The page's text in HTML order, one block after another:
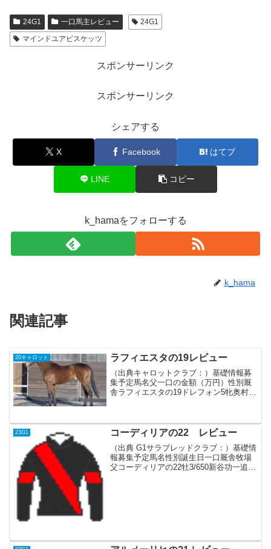
24G1 一口馬主レビュー
24G1
マインドユアビスケッツ
スポンサーリンク
スポンサーリンク
シェアする
X Facebook はてブ
LINE コピー
k_hamaをフォローする
k_hama
関連記事
20キャロット ラフィエスタの19レビュー
（出典キャロットクラブ：）基礎情報募
集予定馬名父一口の金額（万円）性別厩
舎ラフィエスタの19ドレフォン5牝奥村武
し、BCスプリン...
23G1 コーディリアの22 レビュー
（出典 G1サラブレッドクラブ：）基礎情
報募集予定馬名性別誕生日一口厩舎牧場
父コーディリアの22牡3/650新谷功一追分